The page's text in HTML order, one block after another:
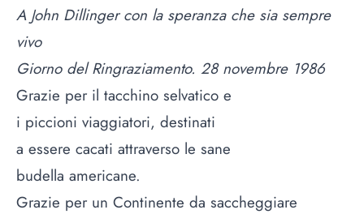
A John Dillinger con la speranza che sia sempre
vivo
Giorno del Ringraziamento. 28 novembre 1986
Grazie per il tacchino selvatico e
i piccioni viaggiatori, destinati
a essere cacati attraverso le sane
budella americane.
Grazie per un Continente da saccheggiare